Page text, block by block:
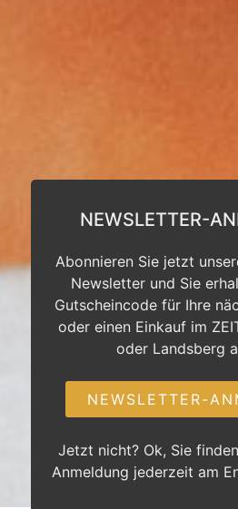
NEWSLETTER-
Abonnieren Sie jetzt
Newsletter und Sie
Gutscheincode für Ihre
oder einen Einkauf im
oder Landsberg
NEWSLETTER-
Jetzt nicht? Ok, Sie
Anmeldung jederzeit am